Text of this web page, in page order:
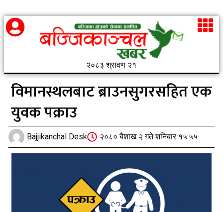
२०८३ श्रावण २१
विमानस्थलबाट ब्राउनसुगरसहित एक
युवक पक्राउ
Bajjikanchal Desk २०८० बैशाख २ गते शनिबार १५:५५